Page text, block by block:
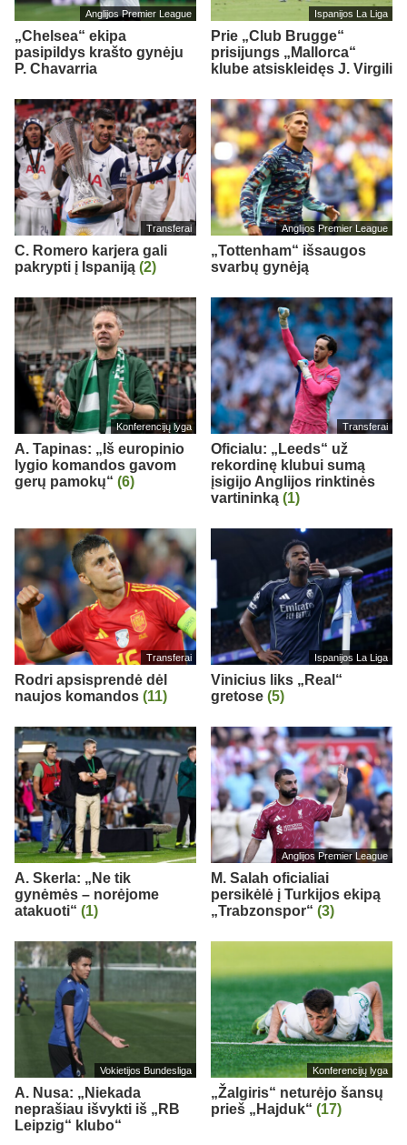
Anglijos Premier League
„Chelsea“ ekipa
pasipildys krašto gynėju
P. Chavarria
Ispanijos La Liga
Prie „Club Brugge“
prisijungs „Mallorca“
klube atsiskleidęs J. Virgili
Transferai
C. Romero karjera gali
pakrypti į Ispaniją (2)
Anglijos Premier League
„Tottenham“ išsaugos
svarbų gynėją
Konferencijų lyga
A. Tapinas: „Iš europinio
lygio komandos gavom
gerų pamokų“ (6)
Transferai
Oficialu: „Leeds“ už
rekordinę klubui sumą
įsigijo Anglijos rinktinės
vartininką (1)
Transferai
Rodri apsisprendė dėl
naujos komandos (11)
Ispanijos La Liga
Vinicius liks „Real“
gretose (5)
A. Skerla: „Ne tik
gynėmės – norėjome
atakuoti“ (1)
Anglijos Premier League
M. Salah oficialiai
persikėlė į Turkijos ekipą
„Trabzonspor“ (3)
Vokietijos Bundesliga
A. Nusa: „Niekada
neprašiau išvykti iš „RB
Leipzig“ klubo“
Konferencijų lyga
„Žalgiris“ neturėjo šansų
prieš „Hajduk“ (17)